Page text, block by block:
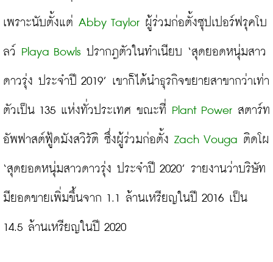
เพราะนับตั้งแต่ Abby Taylor ผู้ร่วมก่อตั้งซุปเปอร์ฟรุคโบ
ลว์ Playa Bowls ปรากฎตัวในทำเนียบ ‘สุดยอดหนุ่มสาว
ดาวรุ่ง ประจำปี 2019’ เขาก็ได้นำธุรกิจขยายสาขากว่าเท่า
ตัวเป็น 135 แห่งทั่วประเทศ ขณะที่ Plant Power สตาร์ท
อัพฟาสต์ฟู้ดมังสวิรัติ ซึ่งผู้ร่วมก่อตั้ง Zach Vouga ติดโผ
‘สุดยอดหนุ่มสาวดาวรุ่ง ประจำปี 2020’ รายงานว่าบริษัท
มียอดขายเพิ่มขึ้นจาก 1.1 ล้านเหรียญในปี 2016 เป็น
14.5 ล้านเหรียญในปี 2020